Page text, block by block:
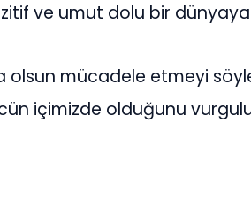
ve umut dolu bir
olsun mücadele etmeyi
içimizde olduğunu